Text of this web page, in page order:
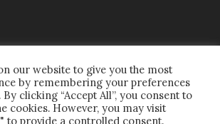
our website to give you the most
by remembering your preferences
clicking “Accept All”, you consent to
cookies. However, you may visit
to provide a controlled consent.